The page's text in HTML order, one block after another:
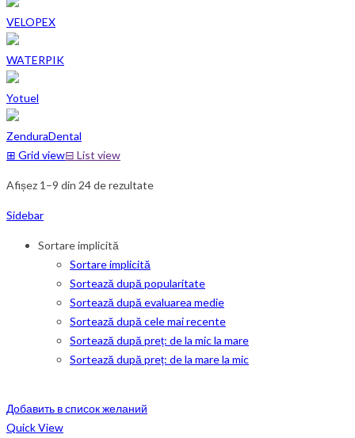
VELOPEX
WATERPIK
Yotuel
ZenduraDental
⊞ Grid view⊟ List view
Afișez 1–9 din 24 de rezultate
Sidebar
Sortare implicită
Sortare implicită
Sortează după popularitate
Sortează după evaluarea medie
Sortează după cele mai recente
Sortează după preț: de la mic la mare
Sortează după preț: de la mare la mic
Добавить в список желаний
Quick View